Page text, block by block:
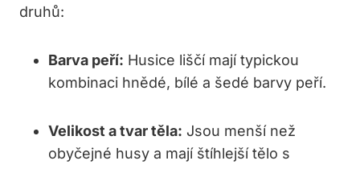
druhů:
Barva peří: Husice liščí mají typickou
kombinaci hnědé, bílé a ⁤šedé barvy peří.
Velikost a tvar ​těla: Jsou menší ⁢než
obyčejné husy a⁤ mají štíhlejší tělo s